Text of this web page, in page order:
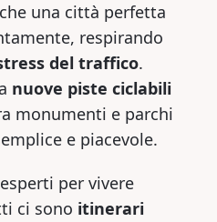
una città perfetta
respirando
del traffico.
nuove piste ciclabili
monumenti e parchi
e piacevole.
per vivere
ci sono itinerari